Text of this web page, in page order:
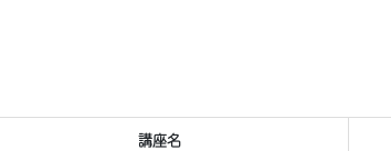
講座名